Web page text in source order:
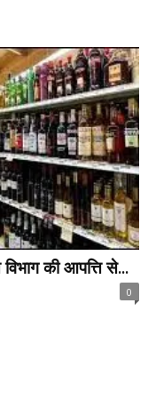
की आपत्ति से...
0